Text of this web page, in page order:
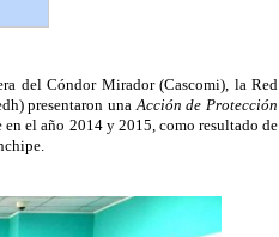
del Cóndor Mirador (Cascomi), la Red
presentaron unaAcción de Protección
el año 2014 y 2015, como resultado de